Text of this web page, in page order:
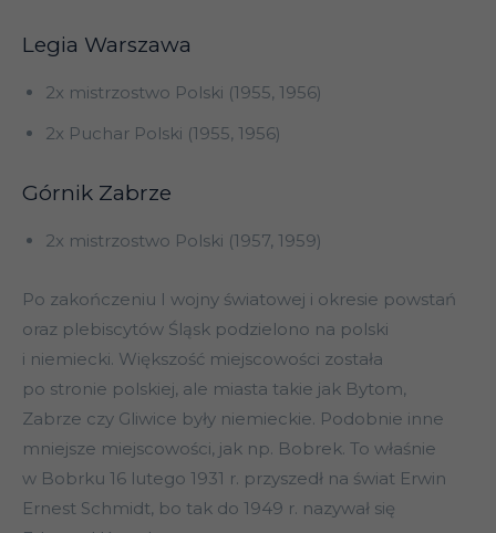
Legia Warszawa
2x mistrzostwo Polski (1955, 1956)
2x Puchar Polski (1955, 1956)
Górnik Zabrze
2x mistrzostwo Polski (1957, 1959)
Po zakończeniu I wojny światowej i okresie powstań
oraz plebiscytów Śląsk podzielono na polski
i niemiecki. Większość miejscowości została
po stronie polskiej, ale miasta takie jak Bytom,
Zabrze czy Gliwice były niemieckie. Podobnie inne
mniejsze miejscowości, jak np. Bobrek. To właśnie
w Bobrku 16 lutego 1931 r. przyszedł na świat Erwin
Ernest Schmidt, bo tak do 1949 r. nazywał się